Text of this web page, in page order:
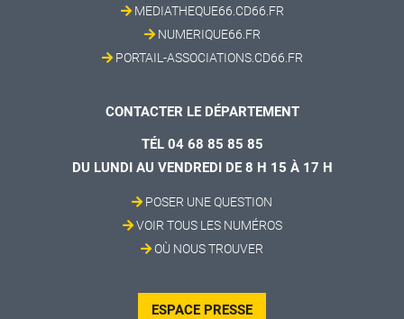
MEDIATHEQUE66.CD66.FR
NUMERIQUE66.FR
PORTAIL-ASSOCIATIONS.CD66.FR
CONTACTER LE DÉPARTEMENT
TÉL 04 68 85 85 85
DU LUNDI AU VENDREDI DE 8 H 15 À 17 H
POSER UNE QUESTION
VOIR TOUS LES NUMÉROS
OÙ NOUS TROUVER
ESPACE PRESSE